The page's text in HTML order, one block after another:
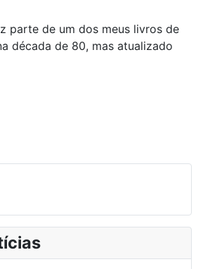
parte de um dos meus livros de
década de 80, mas atualizado